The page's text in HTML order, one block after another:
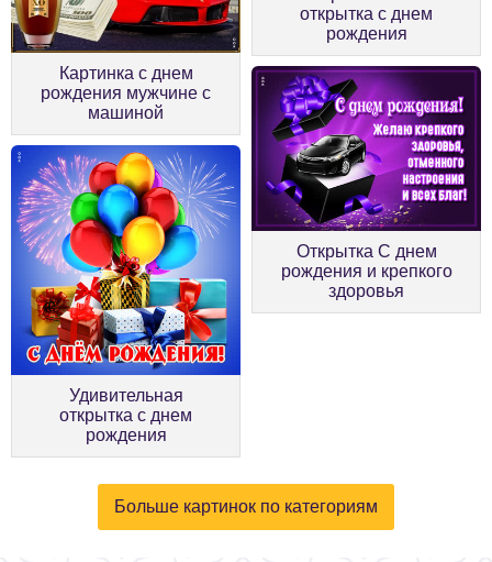
Картинка с днем
рождения мужчине с
машиной
открытка с днем
рождения
Удивительная
открытка с днем
рождения
Открытка С днем
рождения и крепкого
здоровья
Больше картинок по категориям